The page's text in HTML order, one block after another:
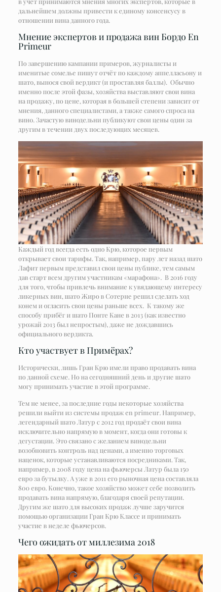
дальнейшем должны привести к единому консенсусу в
отношении вина данного года.
Мнение экспертов и продажа вин Бордо En
Primeur
По завершению кампании примеров, журналисты и
именитые сомелье пишут отчёт по каждому аппелласьону и
шато, вынося свой вердикт (и проставляя баллы). Обычно
именно после этой фазы, хозяйства выставляют свои вина
на продажу, по цене, которая в большей степени зависит от
мнения, данного специалистами, а также самого спроса на
вино. Зачастую винодельни публикуют свои цены один за
другим в течении двух последующих месяцев.
Каждый год всегда есть одно Крю, которое первым
открывает свои тарифы. Так, например, пару лет назад шато
Лафит первым представил свои цены публике, тем самым
дав старт всем другим участникам «марафона». В 2016 году
для того, чтобы привлечь внимание к увядающему интересу
ликерных вин, шато Жиро в Сотерне решил сделать ход
конем и огласить свои цены раньше всех. К такому же
способу прибёг и шато Понте Кане в 2013 (как известно
урожай 2013 был непростым), даже не дождавшись
официального вердикта.
Кто участвует в Примёрах?
Исторически, лишь Гран Крю имели право продавать вина
по данной схеме. Но на сегодняшний день и другие шато
могу принимать участие в этой программе.
Тем не менее, за последние годы некоторые хозяйства
решили выйти из системы продаж en primeur. Например,
легендарный шато Латур с 2012 год продаёт свои вина
исключительно напрямую в момент, когда они готовы к
дегустации. Это связано с желанием винодельни
возобновить контроль над ценами, а именно торговых
наценок, которые устанавливаются посредниками. Так,
например, в 2008 году цена на фьючерсы Латур была 150
евро за бутылку. А уже в 2011 его рыночная цена составляла
800 евро. Конечно, такое хозяйство может себе позволить
продавать вина напрямую, благодаря своей репутации.
Другим же шато для высоких продаж лучше заручится
помощью организации Гран Крю Классе и принимать
участие в неделе фьючерсов.
Чего ожидать от миллезима 2018